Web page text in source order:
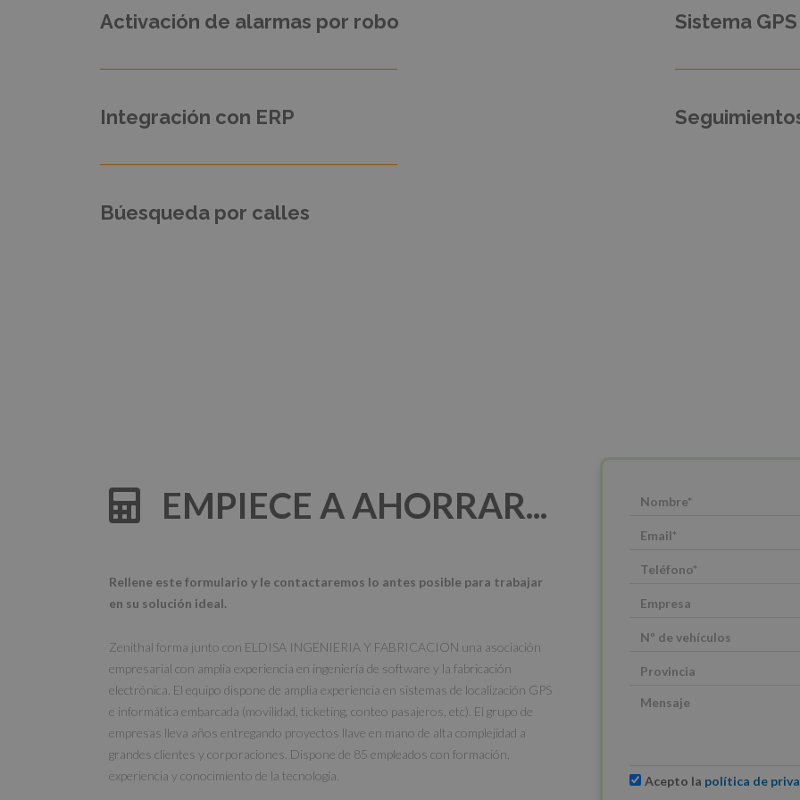
Activación de alarmas por robo
Integración con ERP
Búesqueda por calles
Sistema
EMPIECE A AHORRAR...
Rellene este formulario y le contactaremos lo antes posible para trabajar
en su solución ideal.
Zenithal forma junto con ELDISA INGENIERIA Y FABRICACION una asociación
empresarial con amplia experiencia en ingeniería de software y la fabricación
electrónica. El equipo dispone de amplia experiencia en sistemas de localización GPS
e informática embarcada (movilidad, ticketing, conteo pasajeros, etc). El grupo de
empresas lleva años entregando proyectos llave en mano de alta complejidad a
grandes clientes y corporaciones. Dispone de 85 empleados con formación,
experiencia y conocimiento de la tecnología.
Acepto la política de